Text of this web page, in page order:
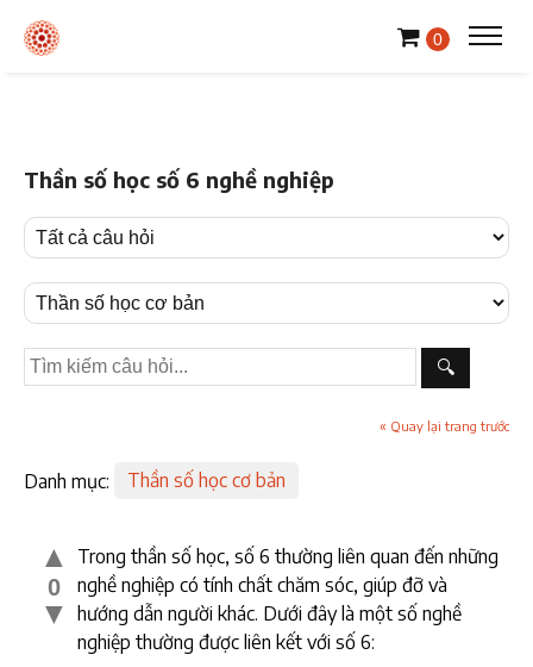
0
Thần số học số 6 nghề nghiệp
🔍
« Quay lại trang trước
Danh mục: Thần số học cơ bản
▲
0
▼
Trong thần số học, số 6 thường liên quan đến những
nghề nghiệp có tính chất chăm sóc, giúp đỡ và
hướng dẫn người khác. Dưới đây là một số nghề
nghiệp thường được liên kết với số 6: